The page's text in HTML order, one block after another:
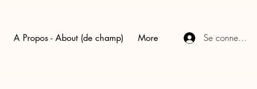
A Propos - About (de champ) More Se connecter